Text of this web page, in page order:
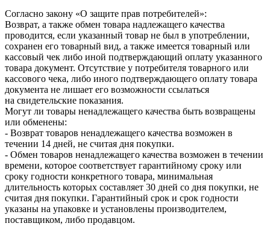
Согласно закону «О защите прав потребителей»:
Возврат, а также обмен товара надлежащего качества
проводится, если указанный товар не был в употреблении,
сохранен его товарный вид, а также имеется товарный или
кассовый чек либо иной подтверждающий оплату указанного
товара документ. Отсутствие у потребителя товарного или
кассового чека, либо иного подтверждающего оплату товара
документа не лишает его возможности ссылаться
на свидетельские показания.
Могут ли товары ненадлежащего качества быть возвращены
или обменены:
- Возврат товаров ненадлежащего качества возможен в
течении 14 дней, не считая дня покупки.
- Обмен товаров ненадлежащего качества возможен в течении
времени, которое соответствует гарантийному сроку или
сроку годности конкретного товара, минимальная
длительность которых составляет 30 дней со дня покупки, не
считая дня покупки. Гарантийный срок и срок годности
указаны на упаковке и установлены производителем,
поставщиком, либо продавцом.